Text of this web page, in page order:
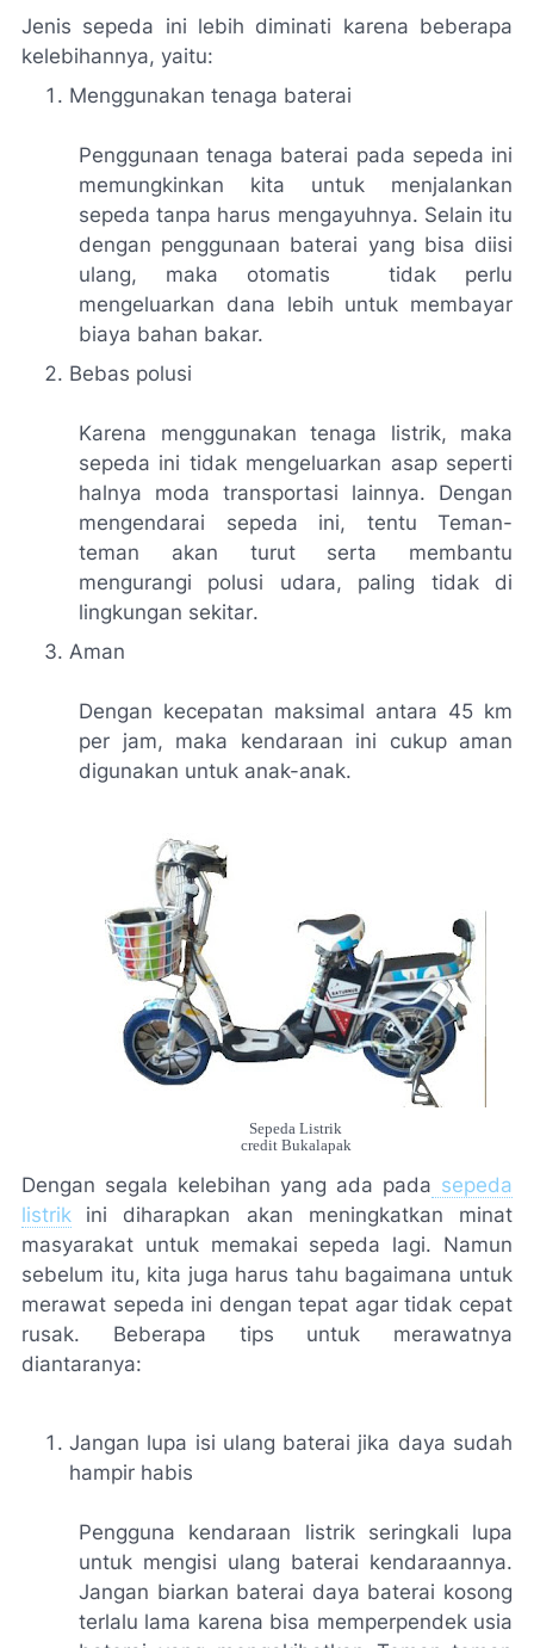
Jenis sepeda ini lebih diminati karena beberapa
kelebihannya, yaitu:
Menggunakan tenaga baterai
Penggunaan tenaga baterai pada sepeda ini
memungkinkan kita untuk menjalankan
sepeda tanpa harus mengayuhnya. Selain itu
dengan penggunaan baterai yang bisa diisi
ulang, maka otomatis tidak perlu
mengeluarkan dana lebih untuk membayar
biaya bahan bakar.
Bebas polusi
Karena menggunakan tenaga listrik, maka
sepeda ini tidak mengeluarkan asap seperti
halnya moda transportasi lainnya. Dengan
mengendarai sepeda ini, tentu Teman-
teman akan turut serta membantu
mengurangi polusi udara, paling tidak di
lingkungan sekitar.
Aman
Dengan kecepatan maksimal antara 45 km
per jam, maka kendaraan ini cukup aman
digunakan untuk anak-anak.
Sepeda Listrik
credit Bukalapak
Dengan segala kelebihan yang ada pada sepeda
listrik
ini diharapkan akan meningkatkan minat
masyarakat untuk memakai sepeda lagi. Namun
sebelum itu, kita juga harus tahu bagaimana untuk
merawat sepeda ini dengan tepat agar tidak cepat
rusak. Beberapa tips untuk merawatnya
diantaranya:
Jangan lupa isi ulang baterai jika daya sudah
hampir habis
Pengguna kendaraan listrik seringkali lupa
untuk mengisi ulang baterai kendaraannya.
Jangan biarkan baterai daya baterai kosong
terlalu lama karena bisa memperpendek usia